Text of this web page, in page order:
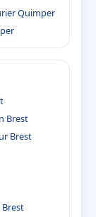
Quimper
Brest
Brest